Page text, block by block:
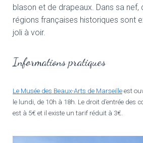
blason et de drapeaux. Dans sa nef,
régions françaises historiques sont
joli à voir.
Informations pratiques
Le Musée des Beaux-Arts de Marseille est
le lundi, de 10h à 18h. Le droit d’entrée des
est à 5€ et il existe un tarif réduit à 3€.